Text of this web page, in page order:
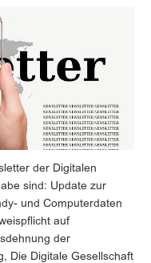
der Digitalen
sind: Update zur
und Computerdaten
auf
der
Die Digitale Gesellschaft